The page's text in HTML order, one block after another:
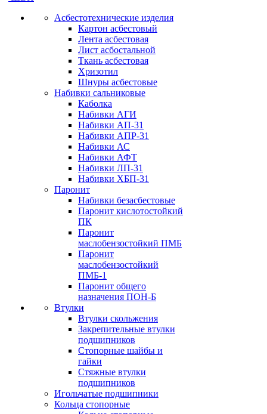
Асбестотехнические изделия
Картон асбестовый
Лента асбестовая
Лист асбостальной
Ткань асбестовая
Хризотил
Шнуры асбестовые
Набивки сальниковые
Каболка
Набивки АГИ
Набивки АП-31
Набивки АПР-31
Набивки АС
Набивки АФТ
Набивки ЛП-31
Набивки ХБП-31
Паронит
Набивки безасбестовые
Паронит кислотостойкий
ПК
Паронит
маслобензостойкий ПМБ
Паронит
маслобензостойкий
ПМБ-1
Паронит общего
назначения ПОН-Б
Втулки
Втулки скольжения
Закрепительные втулки
подшипников
Стопорные шайбы и
гайки
Стяжные втулки
подшипников
Игольчатые подшипники
Кольца стопорные